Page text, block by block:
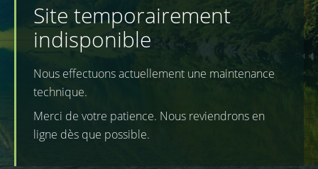
Site temporairement
indisponible
Nous effectuons actuellement une maintenance
technique.
Merci de votre patience. Nous reviendrons en
ligne dès que possible.